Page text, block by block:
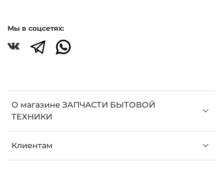
О магазине ЗАПЧАСТИ БЫТОВОЙ
ТЕХНИКИ
Клиентам
Мы в соцсетях: